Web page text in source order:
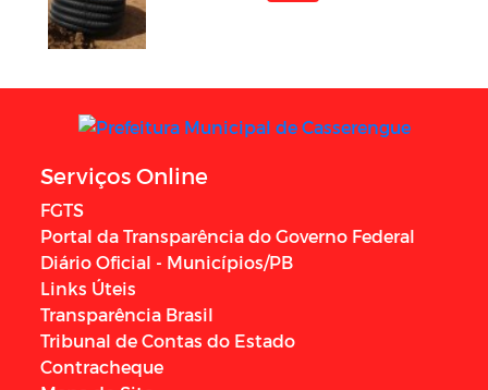
Serviços Online
FGTS
Portal da Transparência do Governo Federal
Diário Oficial - Municípios/PB
Links Úteis
Transparência Brasil
Tribunal de Contas do Estado
Contracheque